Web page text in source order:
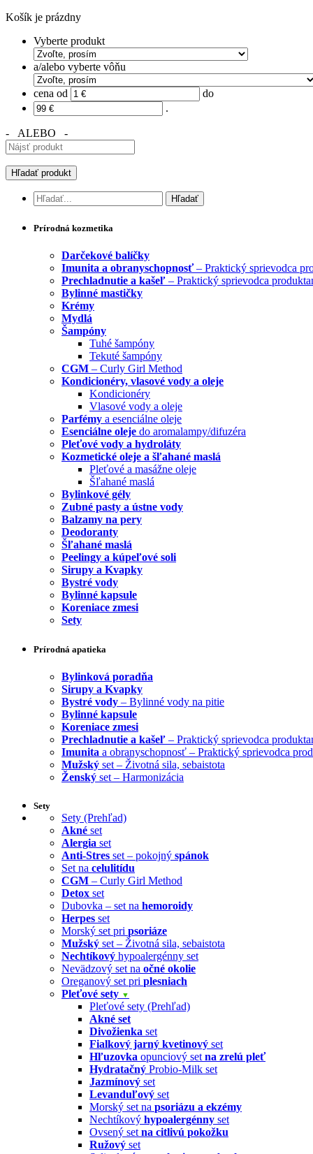
Košík je prázdny
Vyberte produkt
a/alebo vyberte vôňu
cena od
do
.
- ALEBO -
Prírodná kozmetika
Darčekové balíčky
Imunita a obranyschopnosť– Praktický sprievodca
Prechladnutie a kašeľ – Praktický sprievodca
Bylinné mastičky
Krémy
Mydlá
Šampóny
Tuhé šampóny
Tekuté šampóny
CGM – Curly Girl Method
Kondicionéry, vlasové vody a oleje
Kondicionéry
Vlasové vody a oleje
Parfémy a esenciálne oleje
Esenciálne oleje do aromalampy/difuzéra
Pleťové vody a hydroláty
Kozmetické oleje a šľahané maslá
Pleťové a masážne oleje
Šľahané maslá
Bylinkové gély
Zubné pasty a ústne vody
Balzamy na pery
Deodoranty
Šľahané maslá
Peelingy a kúpeľové soli
Sirupy a Kvapky
Bystré vody
Bylinné kapsule
Koreniace zmesi
Sety
Prírodná apatieka
Bylinková poradňa
Sirupy a Kvapky
Bystré vody – Bylinné vody na pitie
Bylinné kapsule
Koreniace zmesi
Prechladnutie a kašeľ – Praktický sprievodca
Imunita a obranyschopnosť – Praktický sprievodca
Mužský set – Životná sila, sebaistota
Ženský set – Harmonizácia
Sety
Sety (Prehľad)
Akné set
Alergia set
Anti-Stres set – pokojný spánok
Set na celulitídu
CGM – Curly Girl Method
Detox set
Dubovka – set na hemoroidy
Herpes set
Morský set pri psoriáze
Mužský set – Životná sila, sebaistota
Nechtíkový hypoalergénny set
Nevädzový set na očné okolie
Oreganový set pri plesniach
Pleťové sety ▼
Pleťové sety (Prehľad)
Akné set
Divožienka set
Fialkový jarný kvetinový set
Hľuzovka opunciový set na zrelú pleť
Hydratačný Probio-Milk set
Jazmínový set
Levanduľový set
Morský set na psoriázu a ekzémy
Nechtíkový hypoalergénny set
Ovsený set na citlivú pokožku
Ružový set